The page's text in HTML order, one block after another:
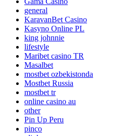
general
KaravanBet Casino
Kasyno Online PL
king johnnie
lifestyle
Maribet casino TR
Masalbet
mostbet ozbekistonda
Mostbet Russia
mostbet tr
online casino au
other
Pin Up Peru
pinco